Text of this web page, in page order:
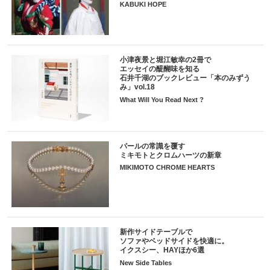
KABUKI HOPE
小津夜景と堀江敏幸の2冊で
エッセイの醍醐味を知る
石井千湖のブックレビュー「本のみずう
み」vol.18
What Will You Read Next ?
パールの常識を覆す
ミキモトとクロムハーツの新章
MIKIMOTO CHROME HEARTS
新作サイドテーブルで
ソファやベッドサイドを快適に。
イクスシー、HAYほか6選
New Side Tables